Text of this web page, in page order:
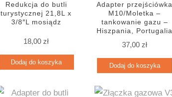
Redukcja do butli
turystycznej 21,8L x
3/8″L mosiądz
18,00zł
Dodaj do koszyka
Adapter przejściówka
M10/Moletka –
tankowanie gazu –
Hiszpania, Portugalia
37,00zł
Dodaj do koszyka